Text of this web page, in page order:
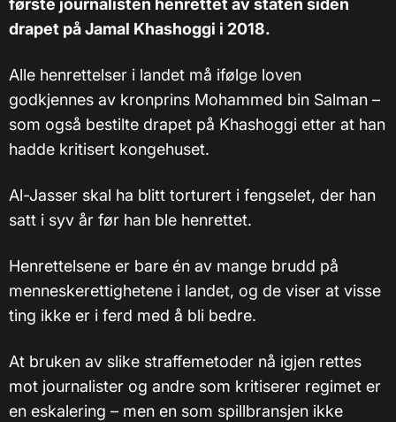
første journalisten henrettet av staten siden
drapet på Jamal Khashoggi i 2018.
Alle henrettelser i landet må ifølge loven
godkjennes av kronprins Mohammed bin Salman –
som også bestilte drapet på Khashoggi etter at han
hadde kritisert kongehuset.
Al-Jasser skal ha blitt torturert i fengselet, der han
satt i syv år før han ble henrettet.
Henrettelsene er bare én av mange brudd på
menneskerettighetene i landet, og de viser at visse
ting ikke er i ferd med å bli bedre.
At bruken av slike straffemetoder nå igjen rettes
mot journalister og andre som kritiserer regimet er
en eskalering – men en som spillbransjen ikke